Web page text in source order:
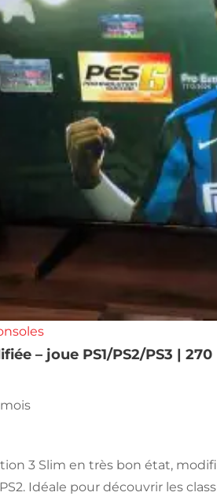
– joue PS1/PS2/PS3 | 270
3 Slim en très bon état,
PS2. Idéale pour découvrir les